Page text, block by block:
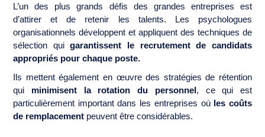
L’un des plus grands défis des grandes entreprises est
d’attirer et de retenir les talents. Les psychologues
organisationnels développent et appliquent des techniques de
sélection quigarantissent le recrutement de candidats
appropriés pour chaque poste.
Ils mettent également en œuvre des stratégies de rétention
qui minimisent la rotation du personnel, ce qui est
particulièrement important dans les entreprises oùles coûts
de remplacement peuvent être considérables.